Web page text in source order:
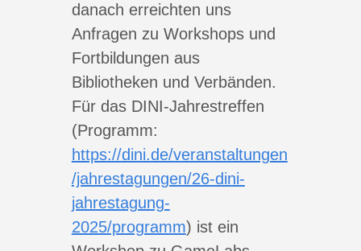
danach erreichten uns
Anfragen zu Workshops und
Fortbildungen aus
Bibliotheken und Verbänden.
Für das DINI-Jahrestreffen
(Programm:
https://dini.de/veranstaltungen
/jahrestagungen/26-dini-
jahrestagung-
2025/programm) ist ein